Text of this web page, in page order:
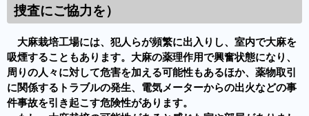
捜査にご協力を）
大麻栽培工場には、犯人らが頻繁に出入りし、室内で大麻を
吸煙することもあります。大麻の薬理作用で興奮状態になり、
周りの人々に対して危害を加える可能性もあるほか、薬物取引
に関係するトラブルの発生、電気メーターからの出火などの事
件事故を引き起こす危険性があります。